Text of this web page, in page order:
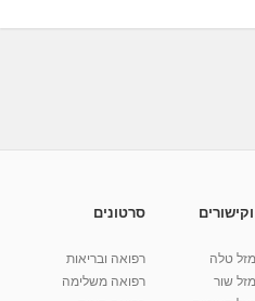
טלה
שור
סרטונים
רפואה ובריאות
רפואה משלימה